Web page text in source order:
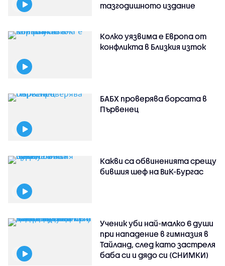
тазгодишното издание
Колко уязвима е Европа от
конфликта в Близкия изток
БАБХ проверява борсата в
Първенец
Какви са обвиненията срещу
бившия шеф на ВиК-Бургас
Ученик уби най-малко 6 души
при нападение в гимназия в
Тайланд, след като застреля
баба си и дядо си (СНИМКИ)